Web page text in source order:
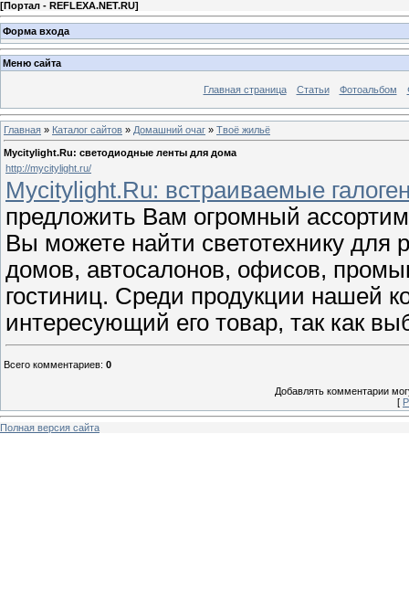
[Портал - REFLEXA.NET.RU]
Форма входа
Меню сайта
Главная страница Статьи Фотоальбом
Главная » Каталог сайтов » Домашний очаг » Твоё жильё
Mycitylight.Ru: светодиодные ленты для дома
http://mycitylight.ru/
Mycitylight.Ru: встраиваемые
предложить Вам огромный
Вы можете найти светотехнику для
домов, автосалонов, офисов,
гостиниц. Среди продукции нашей
интересующий его товар, так как
Всего комментариев: 0
Добавлять комментарии
[
Полная версия сайта